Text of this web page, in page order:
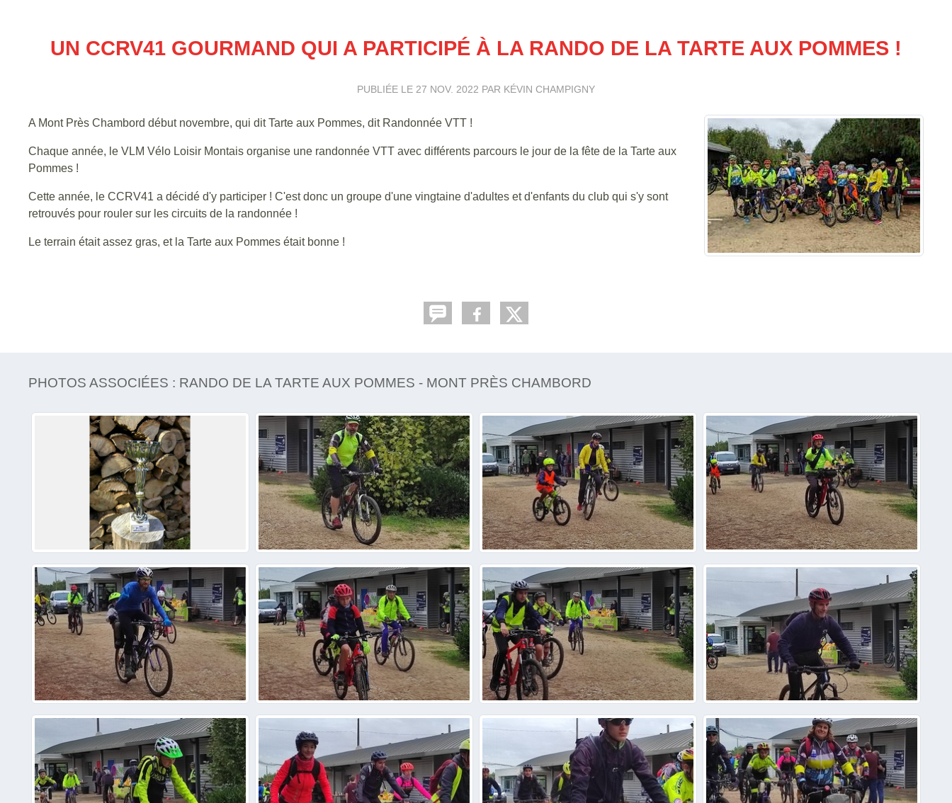
UN CCRV41 GOURMAND QUI A PARTICIPÉ À LA RANDO DE LA TARTE AUX POMMES !
PUBLIÉE LE 27 NOV. 2022 PAR KÉVIN CHAMPIGNY
A Mont Près Chambord début novembre, qui dit Tarte aux Pommes, dit Randonnée VTT !
Chaque année, le VLM Vélo Loisir Montais organise une randonnée VTT avec différents parcours le jour de la fête de la Tarte aux
Pommes !
Cette année, le CCRV41 a décidé d'y participer ! C'est donc un groupe d'une vingtaine d'adultes et d'enfants du club qui s'y sont
retrouvés pour rouler sur les circuits de la randonnée !
Le terrain était assez gras, et la Tarte aux Pommes était bonne !
PHOTOS ASSOCIÉES : RANDO DE LA TARTE AUX POMMES - MONT PRÈS CHAMBORD